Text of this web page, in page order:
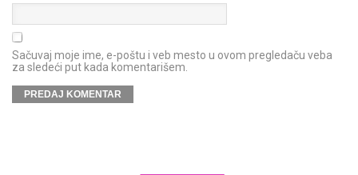
Sačuvaj moje ime, e-poštu i veb mesto u ovom pregledaču veba
za sledeći put kada komentarišem.